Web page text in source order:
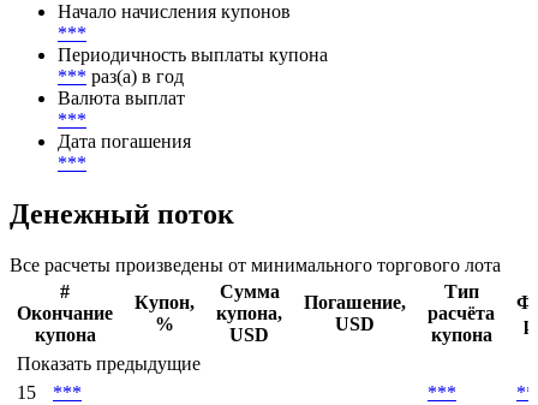
Начало начисления купонов
***
Периодичность выплаты купона
*** раз(а) в год
Валюта выплат
***
Дата погашения
***
Денежный поток
Все расчеты произведены от минимального торгового лота
#
Окончание
купона
Купон,
%
Сумма
купона,
USD
Погашение,
USD
Тип
расчёта
купона
Показать предыдущие
15
*** ***